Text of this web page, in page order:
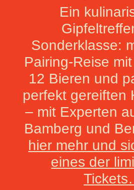
Ein
Sonderklasse:
Pairing-Reise
12 Bieren und
perfekt gereiften
– mit Experten
Bamberg und
hier mehr und
eines der